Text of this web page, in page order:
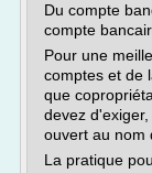
Du compte
compte
Pour une
comptes et de
que
devez
ouvert au nom
La pratique